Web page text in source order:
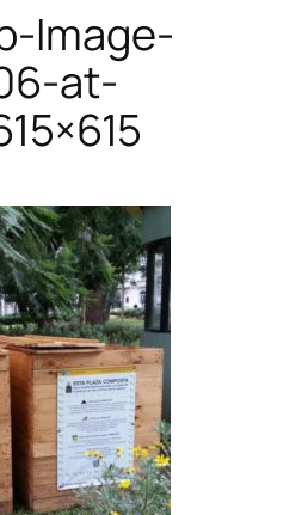
Image-
at-